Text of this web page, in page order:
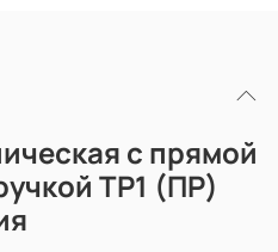
с прямой
ТР1 (ПР)